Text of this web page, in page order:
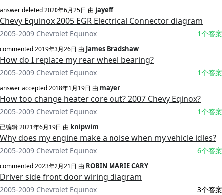
answer deleted2020年6月25日 由 jayeff
Chevy Equinox 2005 EGR Electrical Connector diagram
2005-2009 Chevrolet Equinox 1个答案
commented2019年3月26日 由 James Bradshaw
How do I replace my rear wheel bearing?
2005-2009 Chevrolet Equinox 1个答案
answer accepted2018年1月19日 由 mayer
How too change heater core out? 2007 Chevy Eqinox?
2005-2009 Chevrolet Equinox 1个答案
已编辑2021年6月19日 由 knipwim
Why does my engine make a noise when my vehicle idles?
2005-2009 Chevrolet Equinox 6个答案
commented2023年2月21日 由 ROBIN MARIE CARY
Driver side front door wiring diagram
2005-2009 Chevrolet Equinox 3个答案